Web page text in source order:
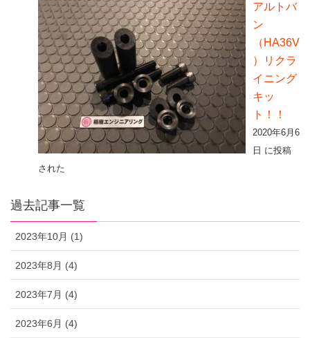
アルトバ
ン
（HA36V
）リクラ
イニング
キッ
ト！！
2020年6月6
日 に投稿
された
過去記事一覧
2023年10月 (1)
2023年8月 (4)
2023年7月 (4)
2023年6月 (4)